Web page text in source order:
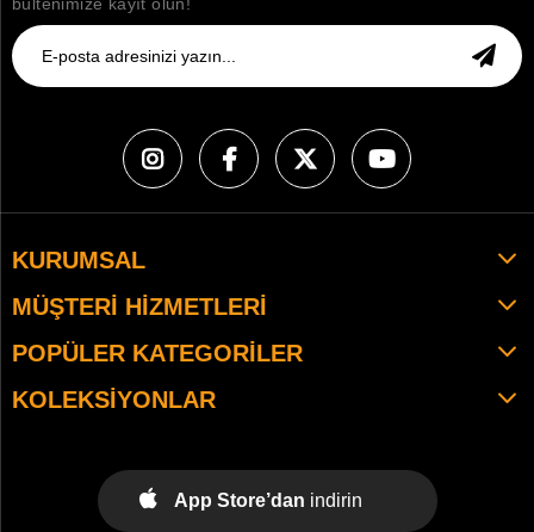
KURUMSAL
MÜŞTERI HIZMETLERI
POPÜLER KATEGORILER
KOLEKSIYONLAR
App Store’dan indirin